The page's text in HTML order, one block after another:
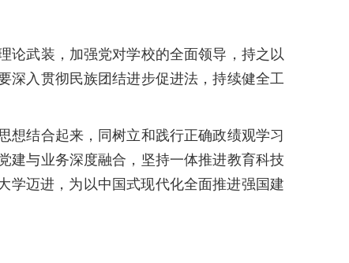
武装，加强党对学校的全面领导，持之以
深入贯彻民族团结进步促进法，持续健全工
结合起来，同树立和践行正确政绩观学习
建与业务深度融合，坚持一体推进教育科技
学迈进，为以中国式现代化全面推进强国建